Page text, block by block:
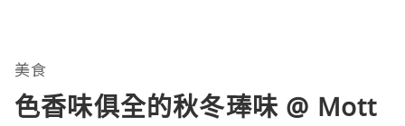
美食
色香味俱全的秋冬琫味 @ Mott